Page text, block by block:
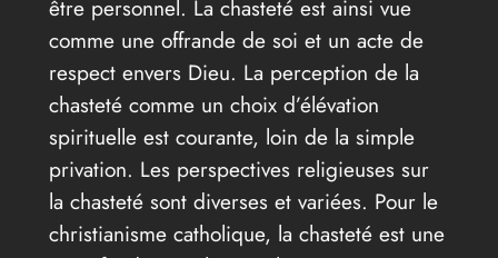
être personnel. La chasteté est ainsi vue
comme une offrande de soi et un acte de
respect envers Dieu. La perception de la
chasteté comme un choix d’élévation
spirituelle est courante, loin de la simple
privation. Les perspectives religieuses sur
la chasteté sont diverses et variées. Pour le
christianisme catholique, la chasteté est une